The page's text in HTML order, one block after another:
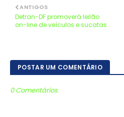
ANTIGOS
Detran-DF promoverá leilão
on-line de veículos e sucatas
POSTAR UM COMENTÁRIO
0 Comentários